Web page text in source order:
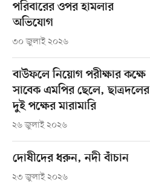
পরিবারের ওপর হামলার
অভিযোগ
৩০ জুলাই ২০২৬
বাউফলে নিয়োগ পরীক্ষার কক্ষে
সাবেক এমপির ছেলে, ছাত্রদলের
দুই পক্ষের মারামারি
২৬ জুলাই ২০২৬
দোষীদের ধরুন, নদী বাঁচান
২৩ জুলাই ২০২৬